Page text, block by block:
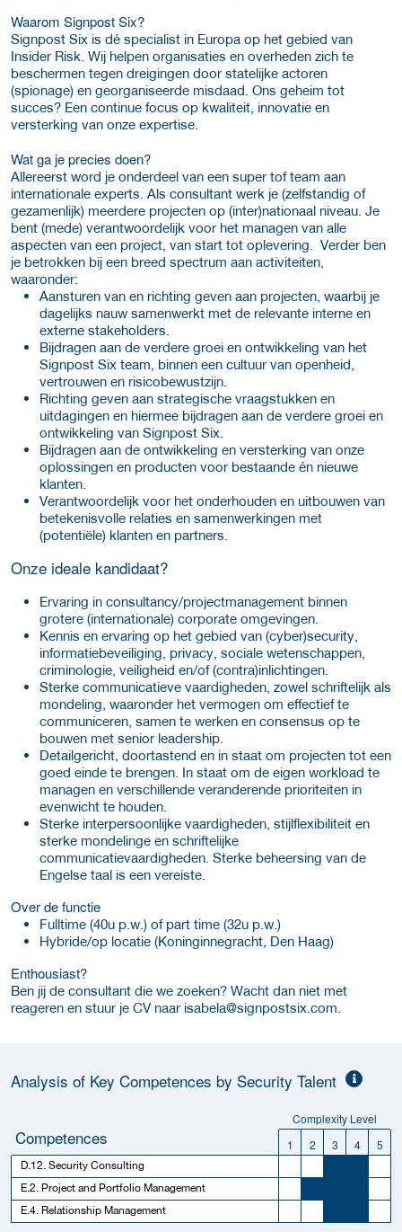
Waarom Signpost Six?
Signpost Six is dé specialist in Europa op het gebied van
Insider Risk. Wij helpen organisaties en overheden zich te
beschermen tegen dreigingen door statelijke actoren
(spionage) en georganiseerde misdaad. Ons geheim tot
succes? Een continue focus op kwaliteit, innovatie en
versterking van onze expertise.
Wat ga je precies doen?
Allereerst word je onderdeel van een super tof team aan
internationale experts. Als consultant werk je (zelfstandig of
gezamenlijk) meerdere projecten op (inter)nationaal niveau. Je
bent (mede) verantwoordelijk voor het managen van alle
aspecten van een project, van start tot oplevering. Verder ben
je betrokken bij een breed spectrum aan activiteiten,
waaronder:
Aansturen van en richting geven aan projecten, waarbij je
dagelijks nauw samenwerkt met de relevante interne en
externe stakeholders.
Bijdragen aan de verdere groei en ontwikkeling van het
Signpost Six team, binnen een cultuur van openheid,
vertrouwen en risicobewustzijn.
Richting geven aan strategische vraagstukken en
uitdagingen en hiermee bijdragen aan de verdere groei en
ontwikkeling van Signpost Six.
Bijdragen aan de ontwikkeling en versterking van onze
oplossingen en producten voor bestaande én nieuwe
klanten.
Verantwoordelijk voor het onderhouden en uitbouwen van
betekenisvolle relaties en samenwerkingen met
(potentiële) klanten en partners.
Onze ideale kandidaat?
Ervaring in consultancy/projectmanagement binnen
grotere (internationale) corporate omgevingen.
Kennis en ervaring op het gebied van (cyber)security,
informatiebeveiliging, privacy, sociale wetenschappen,
criminologie, veiligheid en/of (contra)inlichtingen.
Sterke communicatieve vaardigheden, zowel schriftelijk als
mondeling, waaronder het vermogen om effectief te
communiceren, samen te werken en consensus op te
bouwen met senior leadership.
Detailgericht, doortastend en in staat om projecten tot een
goed einde te brengen. In staat om de eigen workload te
managen en verschillende veranderende prioriteiten in
evenwicht te houden.
Sterke interpersoonlijke vaardigheden, stijlflexibiliteit en
sterke mondelinge en schriftelijke
communicatievaardigheden. Sterke beheersing van de
Engelse taal is een vereiste.
Over de functie
Fulltime (40u p.w.) of part time (32u p.w.)
Hybride/op locatie (Koninginnegracht, Den Haag)
Enthousiast?
Ben jij de consultant die we zoeken? Wacht dan niet met
reageren en stuur je CV naar isabela@signpostsix.com.
Analysis of Key Competences by Security Talent
Complexity Level
Competences 1 2 3 4 5
D.12. Security Consulting
E.2. Project and Portfolio Management
E.4. Relationship Management